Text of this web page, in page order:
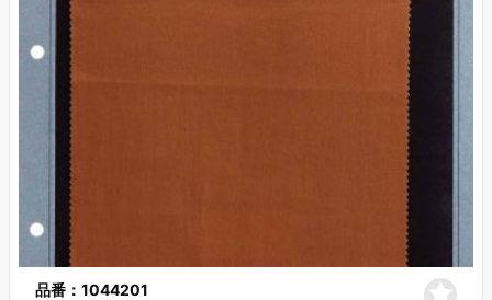
品番：1044201